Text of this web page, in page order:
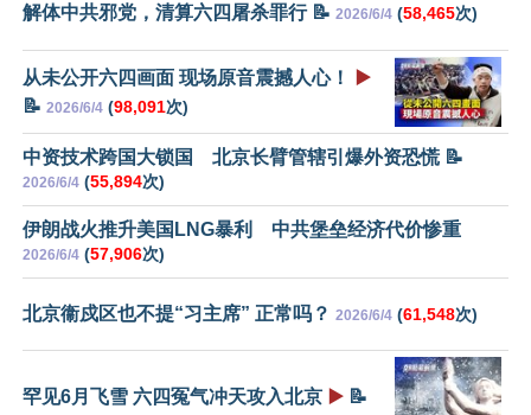
解体中共邪党，清算六四屠杀罪行 📝 2026/6/4 (58,465次)
从未公开六四画面 现场原音震撼人心！
▶️
📝 2026/6/4 (98,091次)
中资技术跨国大锁国 北京长臂管辖引爆外资恐慌 📝
2026/6/4 (55,894次)
伊朗战火推升美国LNG暴利 中共堡垒经济代价惨重
2026/6/4 (57,906次)
北京衞戍区也不提“习主席” 正常吗？ 2026/6/4 (61,548次)
罕见6月飞雪 六四冤气冲天攻入北京 ▶️ 📝